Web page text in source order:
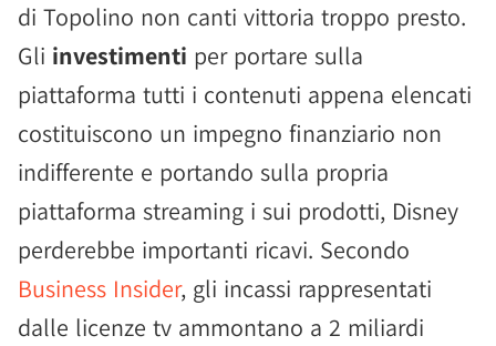
di Topolino non canti vittoria troppo presto.
Gli investimenti per portare sulla
piattaforma tutti i contenuti appena elencati
costituiscono un impegno finanziario non
indifferente e portando sulla propria
piattaforma streaming i sui prodotti, Disney
perderebbe importanti ricavi. Secondo
Business Insider, gli incassi rappresentati
dalle licenze tv ammontano a 2 miliardi